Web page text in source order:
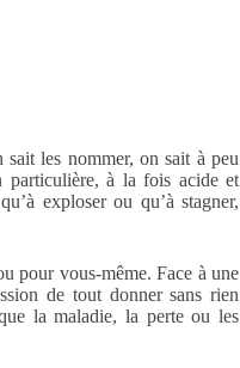
les nommer, on sait à peu
particulière, à la fois acide et
exploser ou qu’à stagner,
pour vous-même. Face à une
de tout donner sans rien
la maladie, la perte ou les